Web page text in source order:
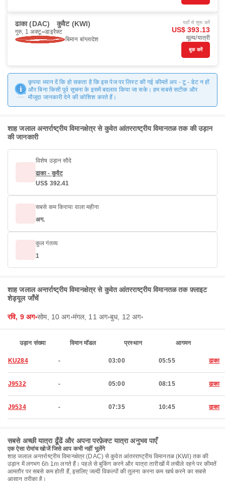
ढाका (DAC) कुवैट (KWI)
गुरु, 1 अक्टू॰ डाइरैक्ट
बिमान बांग्लादेश
यहाँ से शुरू करें
US$ 393.13
मूल्य/यात्री
बुक करें
कृपया ध्यान दें कि हो सकता है कि इस पेज पर लिस्ट की गई कीमतें अप - टू - डेट न हों
और बिना किसी पूर्व सूचना के इसमें बदलाव किया जा सके। हम सबसे सटीक और
मौजूदा जानकारी देने की कोशिश करते हैं।
शाह जलाल अन्तर्राष्ट्रीय विमानक्षेत्र से कुवेत आंतरराष्ट्रीय विमानतळ तक की उड़ान
की जानकारी
विशेष उड़ान सौदे
ढाका - कुवैट
US$ 392.41
सबसे कम किराया वाला महीना
अग.
कुल गंतव्य
1
शाह जलाल अन्तर्राष्ट्रीय विमानक्षेत्र से कुवेत आंतरराष्ट्रीय विमानतळ तक फ़्लाइट
शेड्यूल जाँचें
रवि, 9 अग॰सोम, 10 अग॰मंगल, 11 अग॰बुध, 12 अग॰
उड़ान संख्या विमान मॉडल प्रस्थान आगमन
KU284 - 03:00 05:55 ढाका
J9532 - 05:00 08:15 ढाका
J9534 - 07:35 10:45 ढाका
सबसे अच्छी यात्रा ढूँढें और अपना परफ़ेक्ट यात्रा अनुभव पाएँ
एक ऐसा रोमांच खोजें जिसे आप कभी नहीं भूलेंगे
शाह जलाल अन्तर्राष्ट्रीय विमानक्षेत्र (DAC) से कुवेत आंतरराष्ट्रीय विमानतळ (KWI) तक की
उड़ान में लगभग 6h 1m लगते हैं। पहले से बुकिंग करने और यात्रा तारीखों में लचीले रहने पर कीमतें
आमतौर पर सबसे कम होती हैं, इसलिए जल्दी विकल्पों की तुलना करना कम खर्च करने का सबसे
आसान तरीका है।